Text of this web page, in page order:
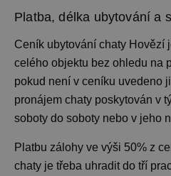
Platba, délka ubytování a
Ceník ubytování chaty Hovězí
celého objektu bez ohledu na
pokud není v ceníku uvedeno
pronájem chaty poskytován v
soboty do soboty nebo v jeho
Platbu zálohy ve výši 50% z
chaty je třeba uhradit do tří